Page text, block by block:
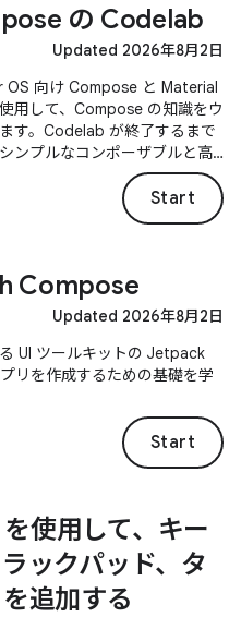
の Codelab
Updated 2026年8月2日
OS 向け Compose と Material
用して、Compose の知識をウ
す。Codelab が終了するまで
ンプルなコンポーザブルと高
Start
Compose
Updated 2026年8月2日
UI ツールキットの Jetpack
リを作成するための基礎を学
Start
使用して、キー
ックパッド、タ
追加する